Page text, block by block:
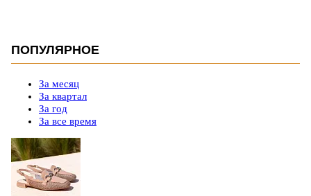
ПОПУЛЯРНОЕ
За месяц
За квартал
За год
За все время